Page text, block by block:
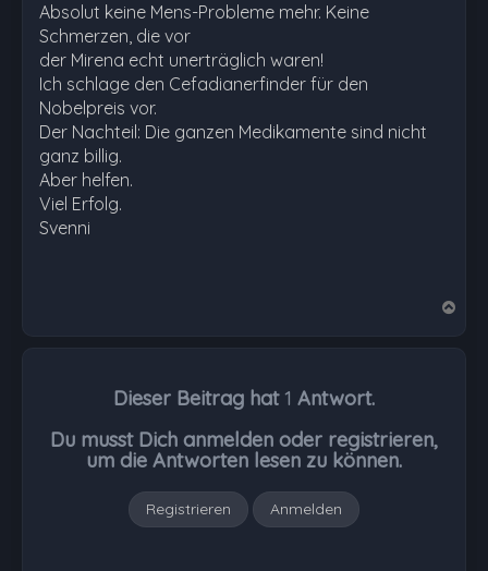
Absolut keine Mens-Probleme mehr. Keine
Schmerzen, die vor
der Mirena echt unerträglich waren!
Ich schlage den Cefadianerfinder für den
Nobelpreis vor.
Der Nachteil: Die ganzen Medikamente sind nicht
ganz billig.
Aber helfen.
Viel Erfolg.
Svenni
Dieser Beitrag hat 1 Antwort.
Du musst Dich anmelden oder registrieren,
um die Antworten lesen zu können.
Registrieren Anmelden